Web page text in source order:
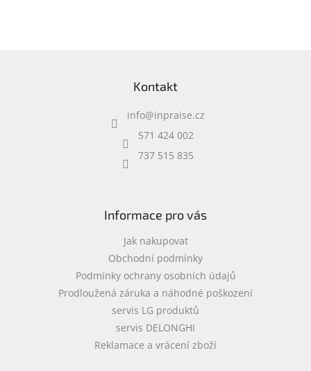
Kontakt
info@inpraise.cz
571 424 002
737 515 835
Informace pro vás
Jak nakupovat
Obchodní podmínky
Podmínky ochrany osobních údajů
Prodloužená záruka a náhodné poškození
servis LG produktů
servis DELONGHI
Reklamace a vrácení zboží